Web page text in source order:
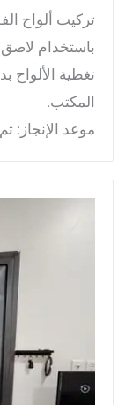
تركيب ألواح
باستخدام
تغطية الألواح
المكتب.
موعد الإنجاز: تم